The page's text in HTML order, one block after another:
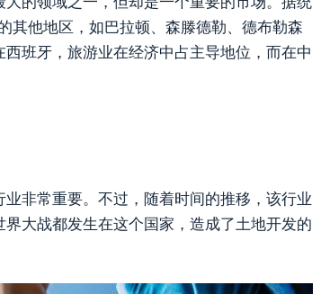
其他地区，如巴拉顿、森滕德勒、德布勒森
班牙，旅游业在经济中占主导地位，而在中
非常重要。不过，随着时间的推移，该行业
大战都发生在这个国家，造成了土地开发的